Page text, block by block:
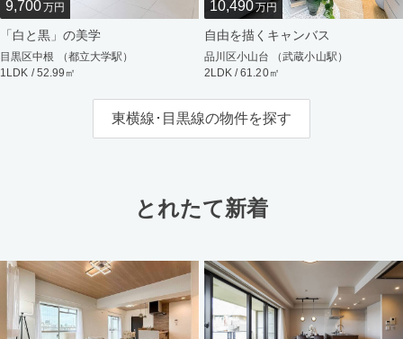
9,700万円
「白と黒」の美学
目黒区中根 （都立大学駅）
1LDK / 52.99㎡
10,490万円
自由を描くキャンバス
品川区小山台 （武蔵小山駅）
2LDK / 61.20㎡
東横線･目黒線の物件を探す
とれたて新着